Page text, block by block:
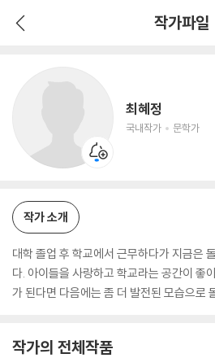
작가파일
최혜정
국내작가 문학가
작가 소개
대학 졸업 후 학교에서 근무하다가 지금은
다. 아이들을 사랑하고 학교라는 공간이 좋
가 된다면 다음에는 좀 더 발전된 모습으로
작가의 전체작품